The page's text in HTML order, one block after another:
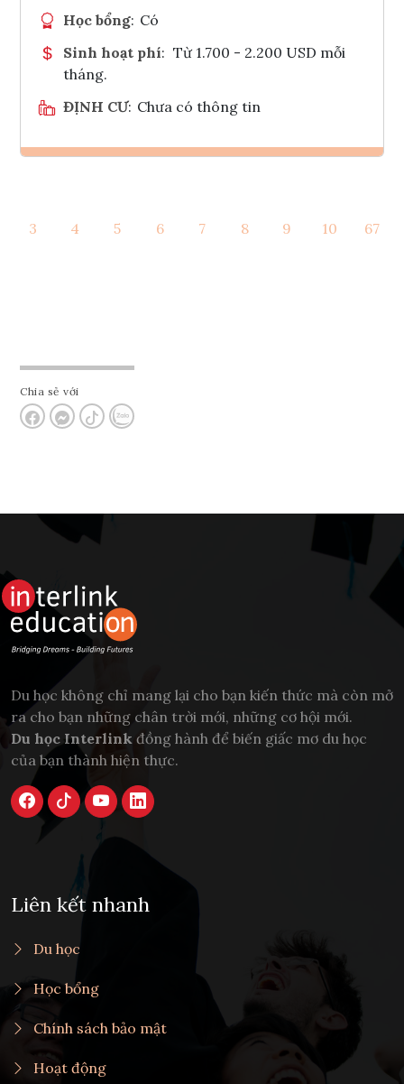
Học bổng: Có
Sinh hoạt phí: Từ 1.700 - 2.200 USD mỗi
tháng.
ĐỊNH CƯ: Chưa có thông tin
Tham vấn Interlink
3 4 5 6 7 8 9 10 67
Chia sẻ với
Du học không chỉ mang lại cho bạn kiến thức mà còn mở
ra cho bạn những chân trời mới, những cơ hội mới.
Du học Interlink đồng hành để biến giấc mơ du học
của bạn thành hiện thực.
Liên kết nhanh
Du học
Học bổng
Chính sách bảo mật
Hoạt động